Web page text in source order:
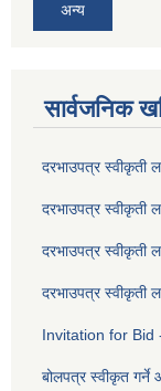
अन्य
सार्वजनिक
दरभाउपत्र स्वीकृती
दरभाउपत्र स्वीकृती
दरभाउपत्र स्वीकृती
दरभाउपत्र स्वीकृती
Invitation for Bid
बोलपत्र स्वीकृत